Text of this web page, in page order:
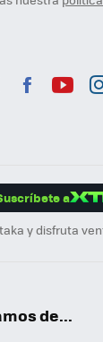
a
y disfruta
de...